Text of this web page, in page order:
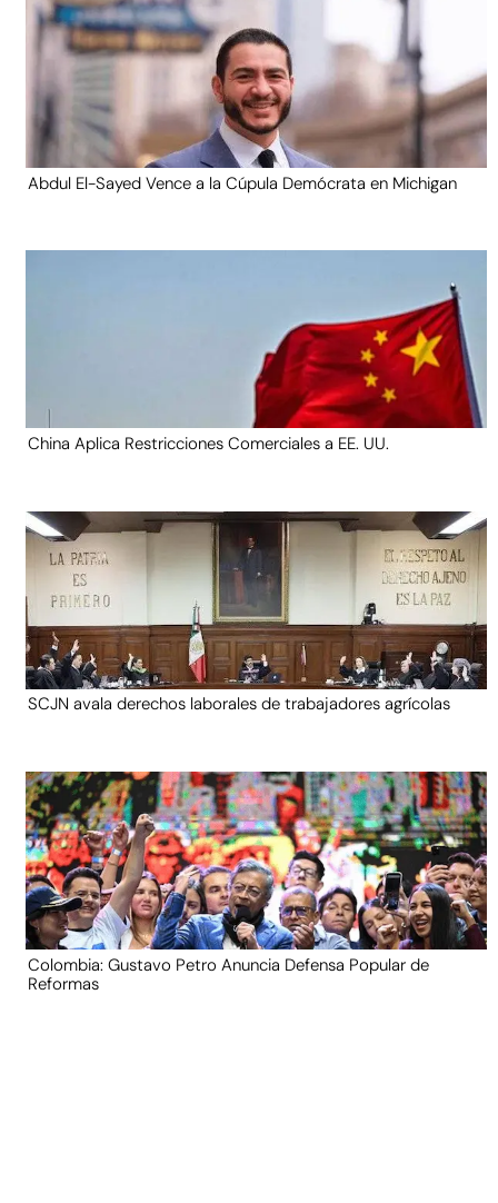
Abdul El-Sayed Vence a la Cúpula Demócrata en Michigan
China Aplica Restricciones Comerciales a EE. UU.
SCJN avala derechos laborales de trabajadores agrícolas
Colombia: Gustavo Petro Anuncia Defensa Popular de
Reformas